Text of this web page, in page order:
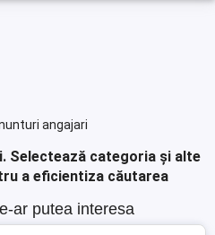
angajari
Selectează categoria și alte
a eficientiza căutarea
ar putea interesa